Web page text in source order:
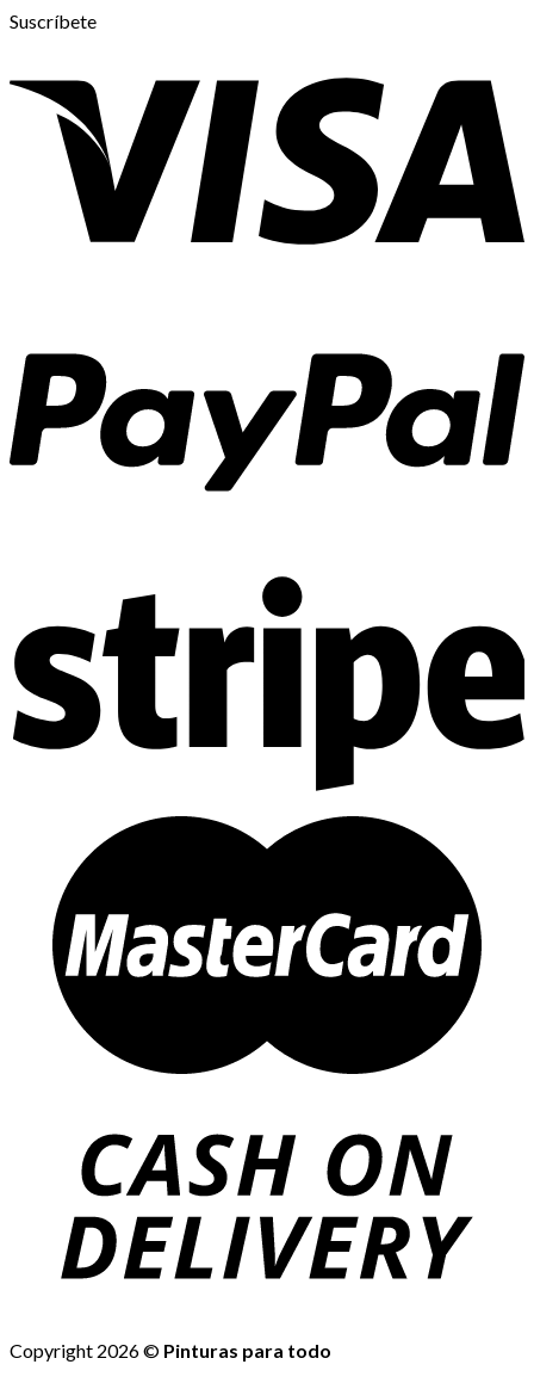
Suscríbete
Copyright 2026 © Pinturas para todo